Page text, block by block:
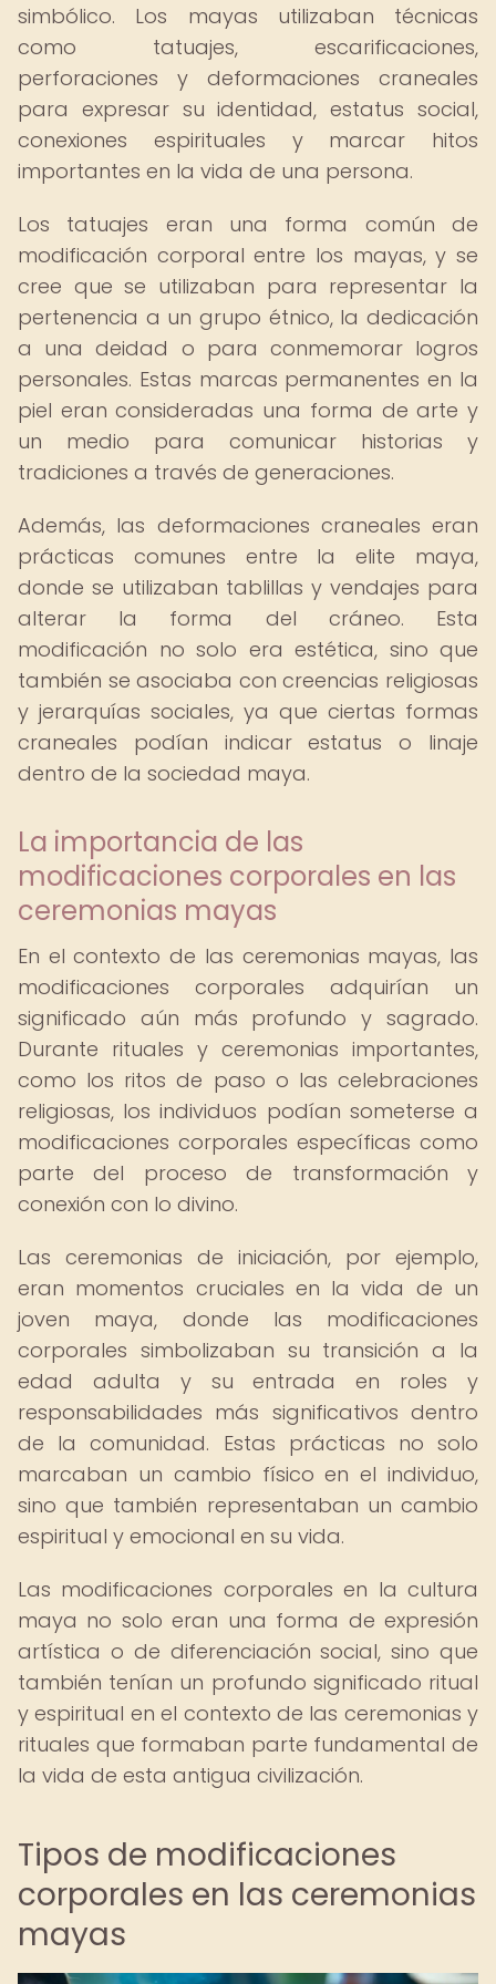
simbólico. Los mayas utilizaban técnicas
como tatuajes, escarificaciones,
perforaciones y deformaciones craneales
para expresar su identidad, estatus social,
conexiones espirituales y marcar hitos
importantes en la vida de una persona.
Los tatuajes eran una forma común de
modificación corporal entre los mayas, y se
cree que se utilizaban para representar la
pertenencia a un grupo étnico, la dedicación
a una deidad o para conmemorar logros
personales. Estas marcas permanentes en la
piel eran consideradas una forma de arte y
un medio para comunicar historias y
tradiciones a través de generaciones.
Además, las deformaciones craneales eran
prácticas comunes entre la elite maya,
donde se utilizaban tablillas y vendajes para
alterar la forma del cráneo. Esta
modificación no solo era estética, sino que
también se asociaba con creencias religiosas
y jerarquías sociales, ya que ciertas formas
craneales podían indicar estatus o linaje
dentro de la sociedad maya.
La importancia de las
modificaciones corporales en las
ceremonias mayas
En el contexto de las ceremonias mayas, las
modificaciones corporales adquirían un
significado aún más profundo y sagrado.
Durante rituales y ceremonias importantes,
como los ritos de paso o las celebraciones
religiosas, los individuos podían someterse a
modificaciones corporales específicas como
parte del proceso de transformación y
conexión con lo divino.
Las ceremonias de iniciación, por ejemplo,
eran momentos cruciales en la vida de un
joven maya, donde las modificaciones
corporales simbolizaban su transición a la
edad adulta y su entrada en roles y
responsabilidades más significativos dentro
de la comunidad. Estas prácticas no solo
marcaban un cambio físico en el individuo,
sino que también representaban un cambio
espiritual y emocional en su vida.
Las modificaciones corporales en la cultura
maya no solo eran una forma de expresión
artística o de diferenciación social, sino que
también tenían un profundo significado ritual
y espiritual en el contexto de las ceremonias y
rituales que formaban parte fundamental de
la vida de esta antigua civilización.
Tipos de modificaciones
corporales en las ceremonias
mayas